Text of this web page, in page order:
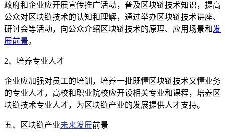
政府和企业应开展宣传推广活动，普及区块链技术知识，提高
公众对区块链技术的认知和理解，通过举办区块链技术讲座、
研讨会等活动，向公众介绍区块链技术的原理、应用场景和发
展前景。
2、培养专业人才
企业应加强对员工的培训，培养一批既懂区块链技术又懂业务
的专业人才，高校和职业院校应开设相关专业和课程，培养区
块链技术专业人才，为区块链产业的发展提供人才支持。
五、区块链产业未来发展前景